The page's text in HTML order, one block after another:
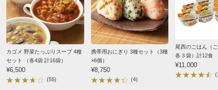
別
※お届け先が同じであれば複数個ご購入いただいても¥880です。
お支払い方法 送料について
■内容量：豚汁300g×6袋、けんちん汁310g×6袋、計12袋
■原材料名：下記「原材料等の詳細はコチラから」のリン
クをご参照ください。
※食品表示情報の掲載内容につきましては、お手元に届き
東京都
災害用として購入したものだが、思ったより消費期限が
早く残念
2025/04/06
カゴメ 野菜たっぷりスープ 4種
セット （各4袋 計16袋）
¥6,500
(55)
携帯用おにぎり 3種セット（3種
×6個）
¥8,750
(4)
尾西のごはん（
各３袋）計12食
付）
¥11,000